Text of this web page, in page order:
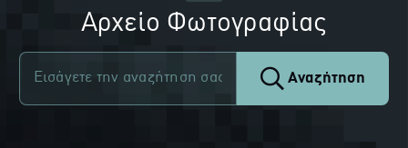
Αρχείο Φωτογραφίας
Αναζήτηση